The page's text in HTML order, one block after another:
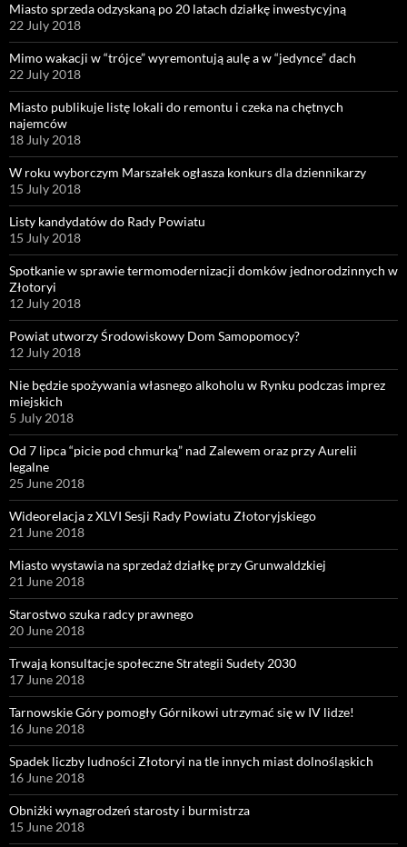
Miasto sprzeda odzyskaną po 20 latach działkę inwestycyjną
22 July 2018
Mimo wakacji w “trójce” wyremontują aulę a w “jedynce” dach
22 July 2018
Miasto publikuje listę lokali do remontu i czeka na chętnych
najemców
18 July 2018
W roku wyborczym Marszałek ogłasza konkurs dla dziennikarzy
15 July 2018
Listy kandydatów do Rady Powiatu
15 July 2018
Spotkanie w sprawie termomodernizacji domków jednorodzinnych w
Złotoryi
12 July 2018
Powiat utworzy Środowiskowy Dom Samopomocy?
12 July 2018
Nie będzie spożywania własnego alkoholu w Rynku podczas imprez
miejskich
5 July 2018
Od 7 lipca “picie pod chmurką” nad Zalewem oraz przy Aurelii
legalne
25 June 2018
Wideorelacja z XLVI Sesji Rady Powiatu Złotoryjskiego
21 June 2018
Miasto wystawia na sprzedaż działkę przy Grunwaldzkiej
21 June 2018
Starostwo szuka radcy prawnego
20 June 2018
Trwają konsultacje społeczne Strategii Sudety 2030
17 June 2018
Tarnowskie Góry pomogły Górnikowi utrzymać się w IV lidze!
16 June 2018
Spadek liczby ludności Złotoryi na tle innych miast dolnośląskich
16 June 2018
Obniżki wynagrodzeń starosty i burmistrza
15 June 2018